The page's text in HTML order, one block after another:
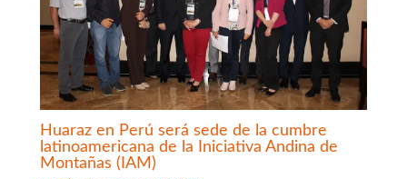
Huaraz en Perú será sede de la cumbre
latinoamericana de la Iniciativa Andina de
Montañas (IAM)